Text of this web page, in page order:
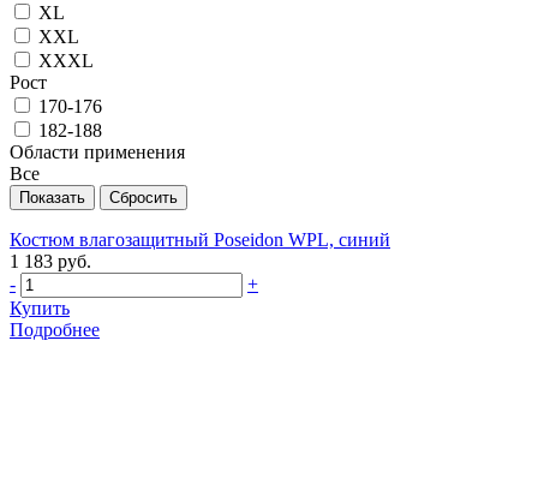
XL
XXL
XXXL
Рост
170-176
182-188
Области применения
Все
Костюм влагозащитный Poseidon WPL, синий
1 183 руб.
-
+
Купить
Подробнее